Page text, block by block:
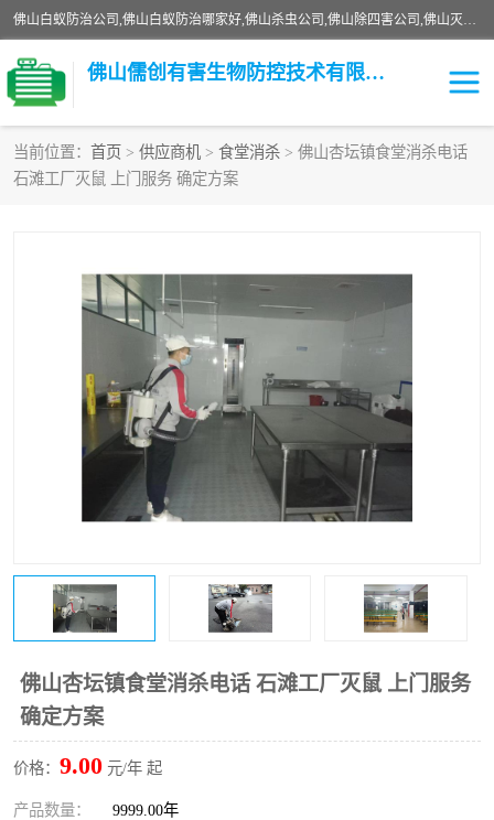
佛山白蚁防治公司,佛山白蚁防治哪家好,佛山杀虫公司,佛山除四害公司,佛山灭白蚁公司,佛山白蚁防治佛山儒创有害生物防治有限公司是一家佛山杀虫公司、佛山除四害公司、佛山灭白蚁公司、佛山白蚁防治公司，让您远离虫害困扰。要问佛山白蚁防治哪家好？佛山儒创有害生物防治有限公司全佛山、广州，正规公司，上门勘查，可靠，售后有保障。
佛山儒创有害生物防控技术有限公司
当前位置： 首页 > 供应商机 > 食堂消杀 > 佛山杏坛镇食堂消杀电话
石滩工厂灭鼠 上门服务 确定方案
佛山杏坛镇食堂消杀电话 石滩工厂灭鼠 上门服务
确定方案
价格： 9.00 元/年 起
产品数量： 9999.00年
白蚁消杀
除四害
园区消杀
害虫防治